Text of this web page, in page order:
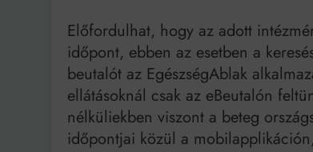
Előfordulhat, hogy az adott
időpont, ebben az esetben a
beutalót az EgészségAblak
ellátásoknál csak az eBeutalón
nélküliekben viszont a beteg
időpontjai közül a